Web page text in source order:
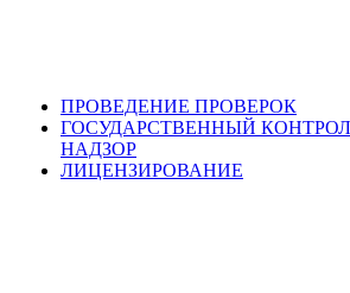
ПРОВЕДЕНИЕ ПРОВЕРОК
ГОСУДАРСТВЕННЫЙ
НАДЗОР
ЛИЦЕНЗИРОВАНИЕ